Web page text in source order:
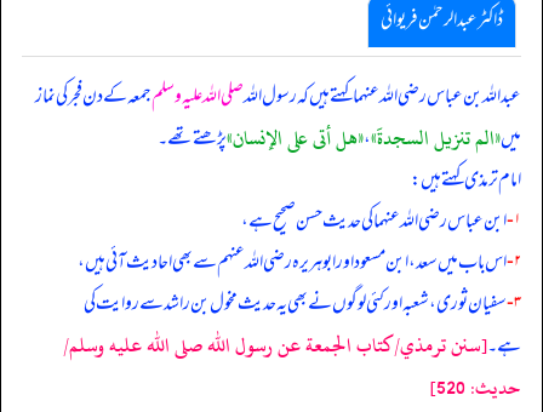
ڈاکٹر عبدالرحمٰن فریوائی
عبداللہ بن عباس رضی الله عنہما کہتے ہیں کہرسول اللہصلی اللہ علیہ وسلمجمعہ کے دن فجر کی نماز
میں«الم ‏تنزيل السجدةَ»،«هل أتى على الإنسان»پڑھتے تھے۔
امام ترمذی کہتے ہیں:
۱- ابن عباس رضی الله عنہما کی حدیث حسن صحیح ہے،
۲- اس باب میں سعد، ابن مسعود اور ابوہریرہ رضی الله عنہم سے بھی احادیث آئی ہیں،
۳- سفیان ثوری، شعبہ اور کئی لوگوں نے بھی یہ حدیث مخول بن راشد سے روایت کی
ہے۔[سنن ترمذي/كتاب الجمعة عن رسول الله صلى الله عليه وسلم/
حدیث: 520]